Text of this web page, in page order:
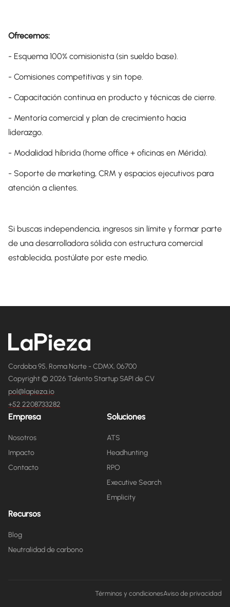
Ofrecemos:
- Esquema 100% comisionista (sin sueldo base).
- Comisiones competitivas y sin tope.
- Capacitación continua en producto y técnicas de cierre.
- Mentoría comercial y plan de crecimiento hacia
liderazgo.
- Modalidad híbrida (home office + oficinas en Mérida).
- Soporte de marketing, CRM y espacios ejecutivos para
atención a clientes.
Si buscas independencia, ingresos sin límite y formar parte
de una desarrolladora sólida con estructura comercial
establecida, postúlate por este medio.
Cordoba 95, Roma Norte - CDMX, 06700
Copyright © 2026 Talento Startup SAPI de CV
pol@lapieza.io
+52 2208733282
Empresa
Nosotros
Impacto
Contacto
Soluciones
ATS
Headhunting
RPO
Executive Search
Emplicity
Recursos
Blog
Neutralidad de carbono
Términos y condicionesAviso de privacidad